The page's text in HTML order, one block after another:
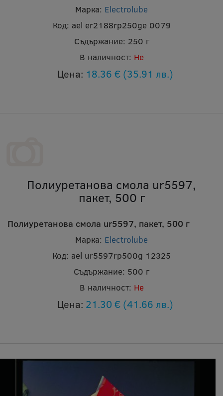
Марка: Electrolube
Код: ael er2188rp250ge 0079
Съдържание: 250 г
В наличност: Не
Цена: 18.36 € (35.91 лв.)
Полиуретанова смола ur5597,
пакет, 500 г
Полиуретанова смола ur5597, пакет, 500 г
Марка: Electrolube
Код: ael ur5597rp500g 12325
Съдържание: 500 г
В наличност: Не
Цена: 21.30 € (41.66 лв.)